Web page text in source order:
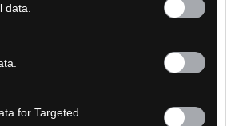
for TargetedČERVENÁ